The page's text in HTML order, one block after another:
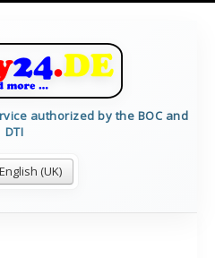
authorized by the BOC and
DTI
(UK)